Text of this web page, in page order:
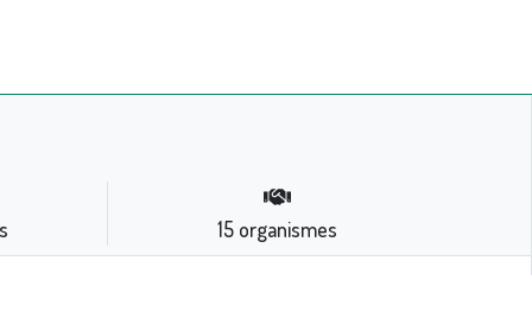
15organismes